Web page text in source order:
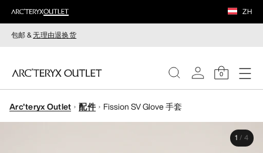
ZH
包邮 &无理由退换货
0
女装
Arc'teryx Outlet 配件 Fission SV Glove 手套
1 / 4